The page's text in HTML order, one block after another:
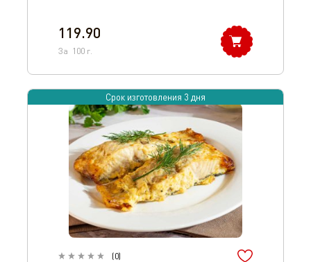
119.90
За 100 г.
Срок изготовления 3 дня
(0)